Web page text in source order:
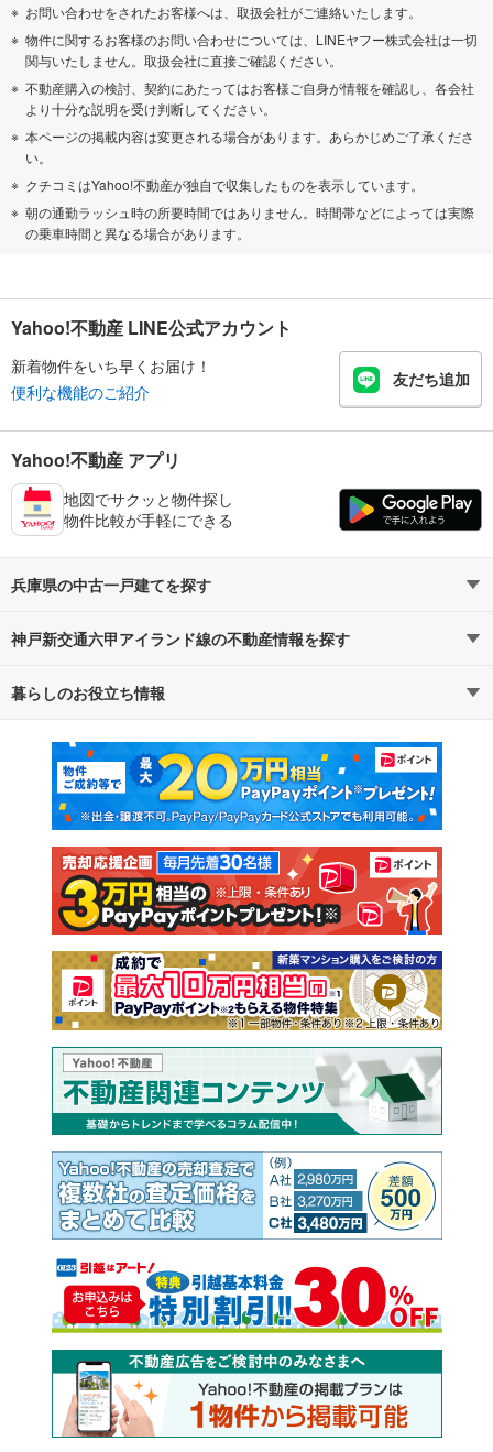
お問い合わせをされたお客様へは、取扱会社がご連絡いたします。
物件に関するお客様のお問い合わせについては、LINEヤフー株式会社は一切
関与いたしません。取扱会社に直接ご確認ください。
不動産購入の検討、契約にあたってはお客様ご自身が情報を確認し、各会社
より十分な説明を受け判断してください。
本ページの掲載内容は変更される場合があります。あらかじめご了承くださ
い。
クチコミはYahoo!不動産が独自で収集したものを表示しています。
朝の通勤ラッシュ時の所要時間ではありません。時間帯などによっては実際
の乗車時間と異なる場合があります。
Yahoo!不動産 LINE公式アカウント
新着物件をいち早くお届け！
便利な機能のご紹介
友だち追加
Yahoo!不動産 アプリ
地図でサクッと物件探し
物件比較が手軽にできる
兵庫県の中古一戸建てを探す
路線・駅から探す 地域から探す
通勤・通学時間から探す
神戸新交通六甲アイランド線の不動産情報を探す
不動産・住宅
新築マンション 中古マンション
新築一戸建て 中古一戸建て
注文住宅 土地
売却査定
暮らしのお役立ち情報
マンションカタログ 教えて！住まいの先生